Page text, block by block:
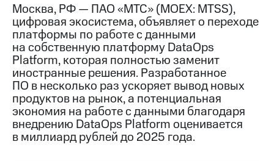
Контакты
Медиа-центр
Пресс-
релизы
МТС
о технологиях
Достижения
Москва, РФ — ПАО «МТС» (MOEX: MTSS),
цифровая экосистема, объявляет о переходе
платформы по работе с данными
на собственную платформу DataOps
Platform, которая полностью заменит
иностранные решения. Разработанное
ПО в несколько раз ускоряет вывод новых
продуктов на рынок, а потенциальная
экономия на работе с данными благодаря
внедрению DataOps Platform оценивается
в миллиард рублей до 2025 года.